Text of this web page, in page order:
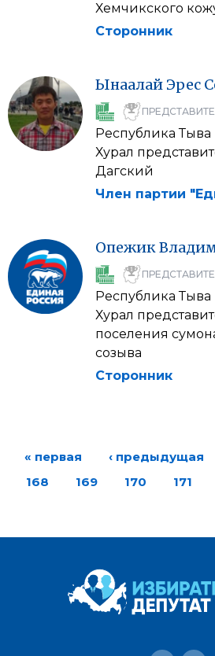
Хемчикского
Сторонник
Ынаалай Эрес
Республика Тыва
Хурал
Дагский
Член партии
Опежик
Республика Тыва
Хурал
поселения
созыва
Сторонник
« первая ‹ предыдущая
168
169 170 171